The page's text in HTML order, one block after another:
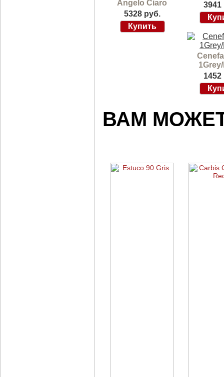
Angelo Ciaro
5328 руб.
3941
1452
ВАМ